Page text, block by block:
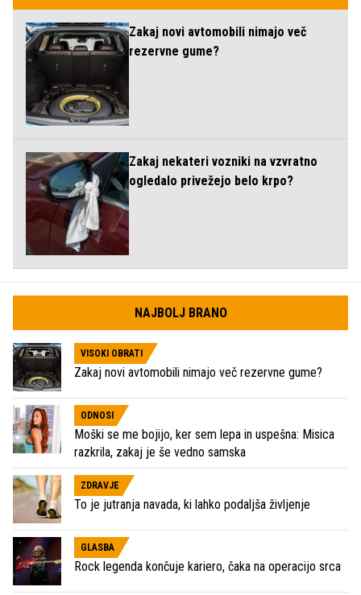
Zakaj novi avtomobili nimajo več
rezervne gume?
Zakaj nekateri vozniki na vzvratno
ogledalo privežejo belo krpo?
NAJBOLJ BRANO
VISOKI OBRATI
Zakaj novi avtomobili nimajo več rezervne gume?
ODNOSI
Moški se me bojijo, ker sem lepa in uspešna: Misica
razkrila, zakaj je še vedno samska
ZDRAVJE
To je jutranja navada, ki lahko podaljša življenje
GLASBA
Rock legenda končuje kariero, čaka na operacijo srca